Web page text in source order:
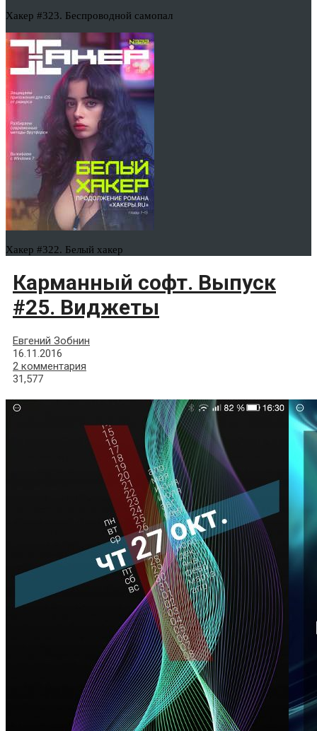
Хакер #323. Беспроводной самопал
Хакер #322. Белый хакер
Карманный софт. Выпуск
#25. Виджеты
Евгений Зобнин
16.11.2016
2 комментария
31,577